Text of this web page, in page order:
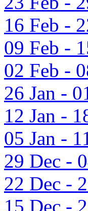
16 Feb -
09 Feb -
02 Feb -
26 Jan -
12 Jan -
05 Jan -
29 Dec -
22 Dec -
15 Dec -